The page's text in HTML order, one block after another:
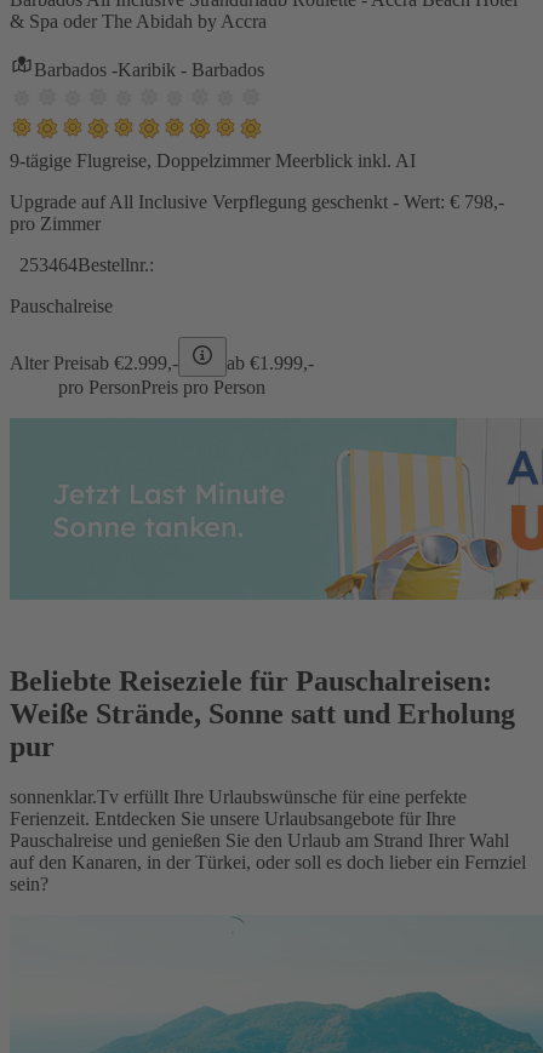
& Spa oder The Abidah by Accra
Barbados -Karibik - Barbados
9-tägige Flugreise, Doppelzimmer Meerblick inkl. AI
Upgrade auf All Inclusive Verpflegung geschenkt - Wert: € 798,-
pro Zimmer
253464Bestellnr.:
Pauschalreise
Alter Preisab €2.999,- ab €1.999,-
pro PersonPreis pro Person
Beliebte Reiseziele für Pauschalreisen:
Weiße Strände, Sonne satt und Erholung
pur
sonnenklar.Tv erfüllt Ihre Urlaubswünsche für eine perfekte
Ferienzeit. Entdecken Sie unsere Urlaubsangebote für Ihre
Pauschalreise und genießen Sie den Urlaub am Strand Ihrer Wahl
auf den Kanaren, in der Türkei, oder soll es doch lieber ein Fernziel
sein?